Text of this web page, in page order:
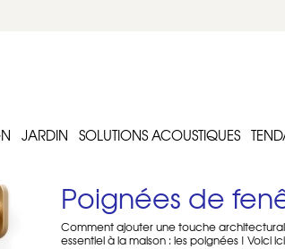
JARDIN SOLUTIONS ACOUSTIQUES
Poignées de
Comment ajouter une touche
essentiel à la maison : les poignées ! Voici